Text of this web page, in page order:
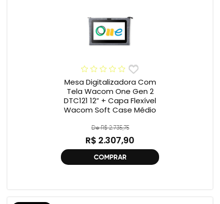
Mesa Digitalizadora Com
Tela Wacom One Gen 2
DTC121 12” + Capa Flexível
Wacom Soft Case Médio
De R$ 2.735,75
R$ 2.307,90
COMPRAR